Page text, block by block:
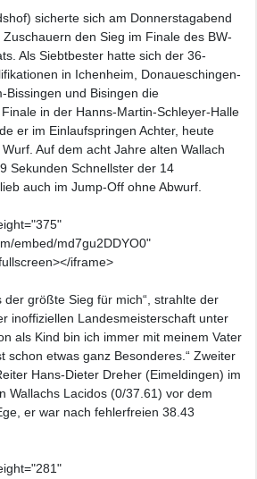
sicherte sich am Donnerstagabend
den Sieg im Finale des BW-
Als Siebtbester hatte sich der 36-
in Ichenheim, Donaueschingen-
Bissingen und Bisingen die
in der Hanns-Martin-Schleyer-Halle
er im Einlaufspringen Achter, heute
Auf dem acht Jahre alten Wallach
Sekunden Schnellster der 14
auch im Jump-Off ohne Abwurf.
embed/md7gu2DDYO0"
iframe>
der größte Sieg für mich“, strahlte der
inoffiziellen Landesmeisterschaft unter
als Kind bin ich immer mit meinem Vater
schon etwas ganz Besonderes.“ Zweiter
Hans-Dieter Dreher (Eimeldingen) im
Wallachs Lacidos (0/37.61) vor dem
er war nach fehlerfreien 38.43